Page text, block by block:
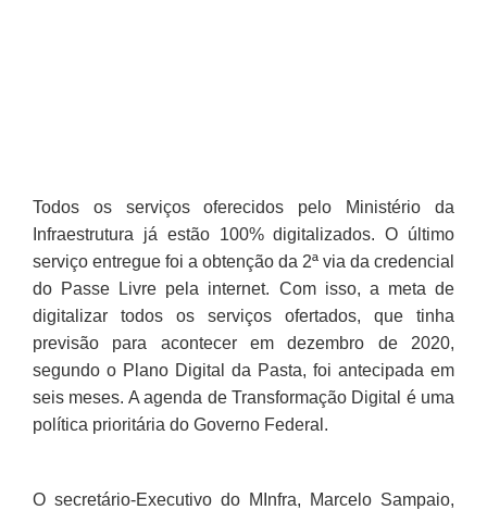
Todos os serviços oferecidos pelo Ministério da
Infraestrutura já estão 100% digitalizados. O último
serviço entregue foi a obtenção da 2ª via da credencial
do Passe Livre pela internet. Com isso, a meta de
digitalizar todos os serviços ofertados, que tinha
previsão para acontecer em dezembro de 2020,
segundo o Plano Digital da Pasta, foi antecipada em
seis meses. A agenda de Transformação Digital é uma
política prioritária do Governo Federal.
O secretário-Executivo do MInfra, Marcelo Sampaio,